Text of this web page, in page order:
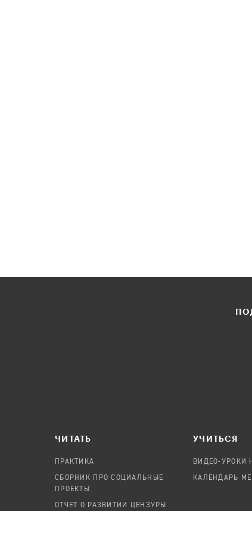
ЧИТАТЬ
ПРАКТИКА
СБОРНИК ПРО СОЦИАЛЬНЫЕ
ПРОЕКТЫ
ОТЧЕТ О РАЗВИТИИ ЦЕНЗУРЫ
УЧИТЬСЯ
ВИДЕО-УРОКИ
КАЛЕНДАРЬ